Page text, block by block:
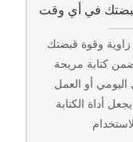
في أي وقت
وقوة قبضتك
كتابة مريحة
أو العمل
أداة الكتابة